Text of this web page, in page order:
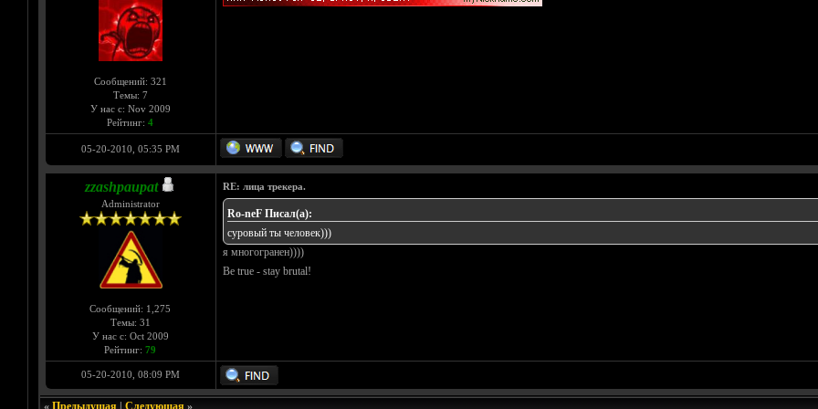
Сообщений: 321
Темы: 7
У нас с: Nov 2009
Рейтинг: 4
05-20-2010, 05:35 PM
zzashpaupat
Administrator
Сообщений: 1,275
Темы: 31
У нас с: Oct 2009
Рейтинг: 79
RE: лица трекера.
Ro-neF Писал(а):
суровый ты человек)))
я многогранен))))
Be true - stay brutal!
05-20-2010, 08:09 PM
« Предыдущая Следующая »